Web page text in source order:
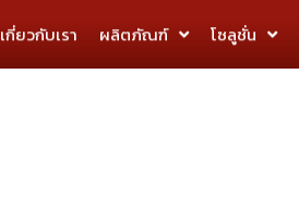
เกี่ยวกับเรา ผลิตภัณฑ์ โซลูชั่น